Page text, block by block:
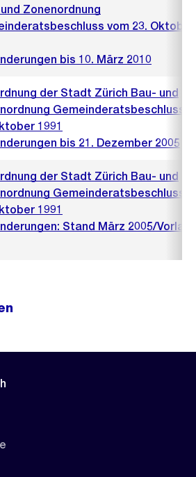
Zonenordnung
vom 23. Oktober
bis 10. März 2010
der Stadt Zürich Bau- und
Gemeinderatsbeschluss
1991
bis 21. Dezember 2005
der Stadt Zürich Bau- und
Gemeinderatsbeschluss
1991
Stand März 2005/